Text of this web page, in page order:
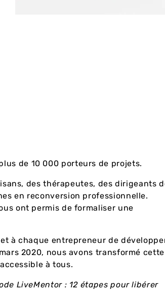
de 10 000 porteurs de projets.
des thérapeutes, des dirigeants
en reconversion professionnelle.
ont permis de formaliser une
à chaque entrepreneur de
2020, nous avons transformé cette
à tous.
LiveMentor : 12 étapes pour libérer